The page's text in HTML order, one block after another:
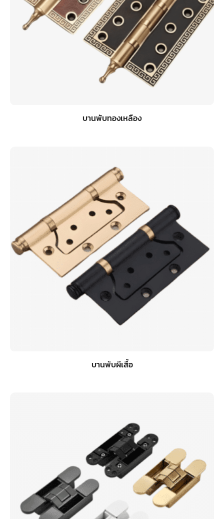
บานพับทองเหลือง
บานพับผีเสื้อ